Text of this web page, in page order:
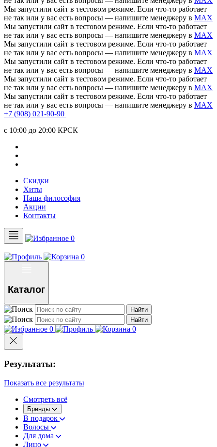
Мы запустили сайт в тестовом режиме. Если что-то работает
не так или у вас есть вопросы — напишите менеджеру в MAX
Мы запустили сайт в тестовом режиме. Если что-то работает
не так или у вас есть вопросы — напишите менеджеру в MAX
Мы запустили сайт в тестовом режиме. Если что-то работает
не так или у вас есть вопросы — напишите менеджеру в MAX
Мы запустили сайт в тестовом режиме. Если что-то работает
не так или у вас есть вопросы — напишите менеджеру в MAX
Мы запустили сайт в тестовом режиме. Если что-то работает
не так или у вас есть вопросы — напишите менеджеру в MAX
Мы запустили сайт в тестовом режиме. Если что-то работает
не так или у вас есть вопросы — напишите менеджеру в MAX
+7 (908) 021-90-90
c 10:00 до 20:00 КРСК
Скидки
Хиты
Наша философия
Акции
Контакты
0
0
Каталог
Найти
Найти
0 0
Результаты:
Показать все результаты
Смотреть всё
Бренды
В подарок
Волосы
Для дома
Лицо